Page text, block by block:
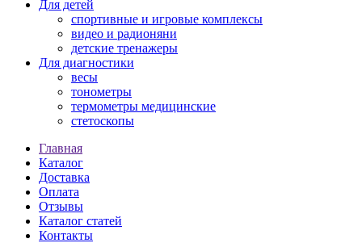
Для детей
спортивные и игровые комплексы
видео и радионяни
детские тренажеры
Для диагностики
весы
тонометры
термометры медицинские
стетоскопы
Главная
Каталог
Доставка
Оплата
Отзывы
Каталог статей
Контакты